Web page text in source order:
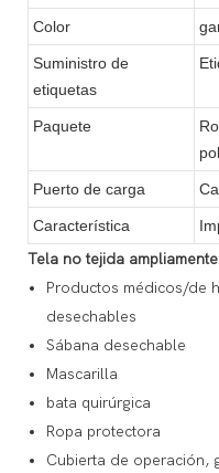
Color
Suministro de
etiquetas
Paquete
Puerto de carga
Característica
Tela no tejida
Productos médicos/de
desechables
Sábana desechable
Mascarilla
bata quirúrgica
Ropa protectora
Cubierta de operación,